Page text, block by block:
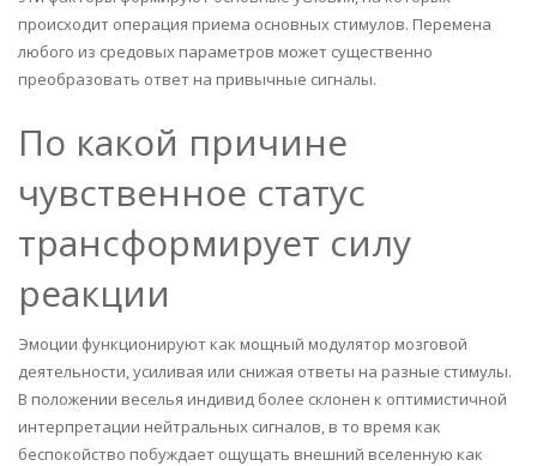
происходит операция приема основных стимулов. Перемена
любого из средовых параметров может существенно
преобразовать ответ на привычные сигналы.
По какой причине
чувственное статус
трансформирует силу
реакции
Эмоции функционируют как мощный модулятор мозговой
деятельности, усиливая или снижая ответы на разные стимулы.
В положении веселья индивид более склонен к оптимистичной
интерпретации нейтральных сигналов, в то время как
беспокойство побуждает ощущать внешний вселенную как